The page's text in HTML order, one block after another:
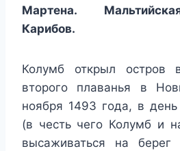
Мартена.
Карибов.
Колумб открыл остров
второго плаванья в
ноября 1493 года, в
(в честь чего Колумб и
высаживаться на